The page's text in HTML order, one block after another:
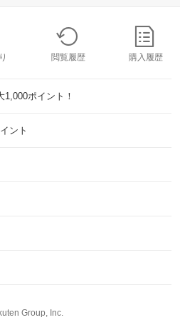
閲覧履歴 購入履歴
ポイント！
ント
Group, Inc.